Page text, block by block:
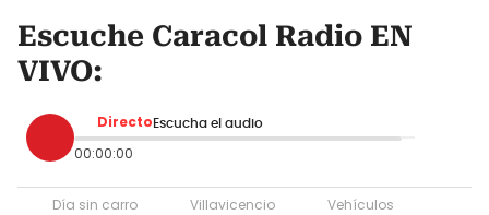
Escuche Caracol Radio EN
VIVO:
Directo Escucha el audio
00:00:00
Día sin carro Villavicencio
Vehículos